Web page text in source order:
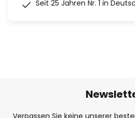
Seit 25 Jahren Nr. 1 in
Verpassen Sie keine unserer